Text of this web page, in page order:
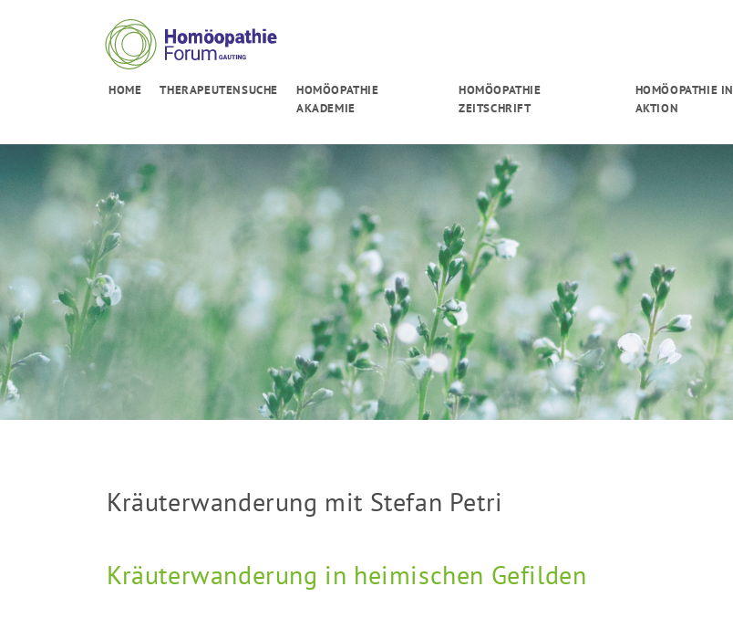
HOME THERAPEUTENSUCHE
HOMÖOPATHIE
AKADEMIE
HOMÖOPATHIE
ZEITSCHRIFT
HOMÖOPATHIE IN
AKTION
Kräuterwanderung mit Stefan Petri
Kräuterwanderung in heimischen Gefilden